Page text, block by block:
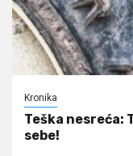
Kronika
Teška nesreća:
sebe!